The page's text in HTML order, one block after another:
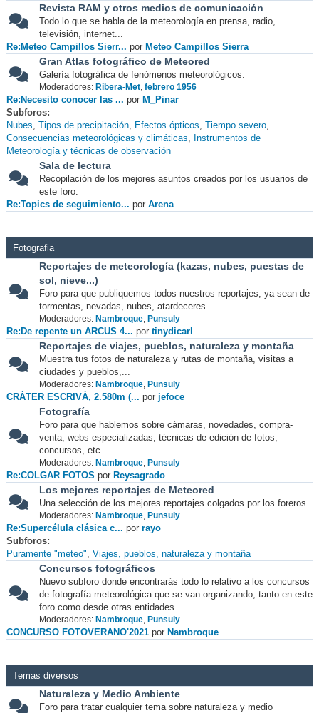
Revista RAM y otros medios de comunicación
Todo lo que se habla de la meteorología en prensa, radio,
televisión, internet...
Re:Meteo Campillos Sierr... por Meteo Campillos Sierra
Gran Atlas fotográfico de Meteored
Galería fotográfica de fenómenos meteorológicos.
Moderadores: Ribera-Met, febrero 1956
Re:Necesito conocer las ... por M_Pinar
Subforos
Nubes Tipos de precipitación Efectos ópticos Tiempo severo
Consecuencias meteorológicas y climáticas
Instrumentos de
Meteorología y técnicas de observación
Sala de lectura
Recopilación de los mejores asuntos creados por los usuarios de
este foro.
Re:Topics de seguimiento... por Arena
Fotografia
Reportajes de meteorología (kazas, nubes, puestas de
sol, nieve...)
Foro para que publiquemos todos nuestros reportajes, ya sean de
tormentas, nevadas, nubes, atardeceres...
Moderadores: Nambroque, Punsuly
Re:De repente un ARCUS 4... por tinydicarl
Reportajes de viajes, pueblos, naturaleza y montaña
Muestra tus fotos de naturaleza y rutas de montaña, visitas a
ciudades y pueblos,...
Moderadores: Nambroque, Punsuly
CRÁTER ESCRIVÁ, 2.580m (... por jefoce
Fotografía
Foro para que hablemos sobre cámaras, novedades, compra-
venta, webs especializadas, técnicas de edición de fotos,
concursos, etc...
Moderadores: Nambroque, Punsuly
Re:COLGAR FOTOS por Reysagrado
Los mejores reportajes de Meteored
Una selección de los mejores reportajes colgados por los foreros.
Moderadores: Nambroque, Punsuly
Re:Supercélula clásica c... por rayo
Subforos
Puramente "meteo" Viajes, pueblos, naturaleza y montaña
Concursos fotográficos
Nuevo subforo donde encontrarás todo lo relativo a los concursos
de fotografía meteorológica que se van organizando, tanto en este
foro como desde otras entidades.
Moderadores: Nambroque, Punsuly
CONCURSO FOTOVERANO'2021 por Nambroque
Temas diversos
Naturaleza y Medio Ambiente
Foro para tratar cualquier tema sobre naturaleza y medio